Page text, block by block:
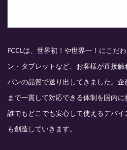
FCCLは、世界初！や世界一！にこだ
ン・タブレットなど、お客様が直接
パンの品質で送り出してきました。
まで一貫して対応できる体制を国内に
誰でもどこでも安心して使えるデバ
も創造していきます。